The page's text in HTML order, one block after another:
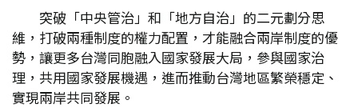
突破「中央管治」和「地方自治」的二元劃分思
維，打破兩種制度的權力配置，才能融合兩岸制度的優
勢，讓更多台灣同胞融入國家發展大局，參與國家治
理，共用國家發展機遇，進而推動台灣地區繁榮穩定、
實現兩岸共同發展。